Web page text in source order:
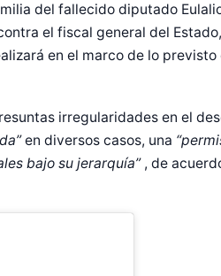
del fallecido diputado
el fiscal general del Estado,
en el marco de lo previsto
irregularidades en el
en diversos casos, una
bajo su jerarquía” , de